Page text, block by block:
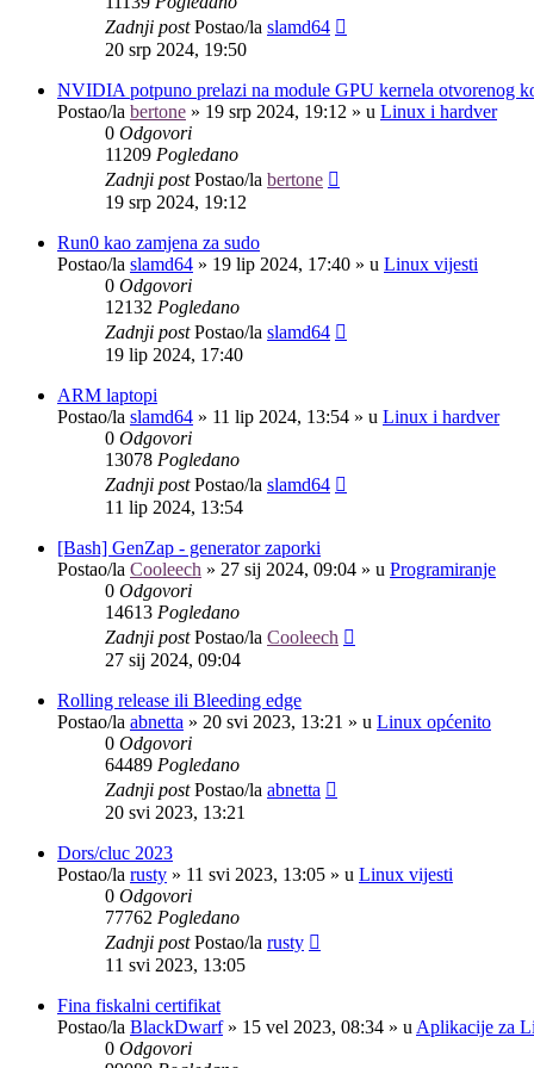
Zadnji postPostao/la slamd64
20 srp 2024, 19:50
NVIDIA potpuno prelazi na module GPU kernela otvorenog
Postao/la bertone » 19 srp 2024, 19:12 » u Linux i hardver
0 Odgovori
11209 Pogledano
Zadnji postPostao/la bertone
19 srp 2024, 19:12
Run0 kao zamjena za sudo
Postao/la slamd64 » 19 lip 2024, 17:40 » u Linux vijesti
0 Odgovori
12132 Pogledano
Zadnji postPostao/la slamd64
19 lip 2024, 17:40
ARM laptopi
Postao/la slamd64 » 11 lip 2024, 13:54 » u Linux i hardver
0 Odgovori
13078 Pogledano
Zadnji postPostao/la slamd64
11 lip 2024, 13:54
[Bash] GenZap - generator zaporki
Postao/la Cooleech » 27 sij 2024, 09:04 » u Programiranje
0 Odgovori
14613 Pogledano
Zadnji postPostao/la Cooleech
27 sij 2024, 09:04
Rolling release ili Bleeding edge
Postao/la abnetta » 20 svi 2023, 13:21 » u Linux općenito
0 Odgovori
64489 Pogledano
Zadnji postPostao/la abnetta
20 svi 2023, 13:21
Dors/cluc 2023
Postao/la rusty » 11 svi 2023, 13:05 » u Linux vijesti
0 Odgovori
77762 Pogledano
Zadnji postPostao/la rusty
11 svi 2023, 13:05
Fina fiskalni certifikat
Postao/la BlackDwarf» 15 vel 2023, 08:34 » u Aplikacije za
0 Odgovori